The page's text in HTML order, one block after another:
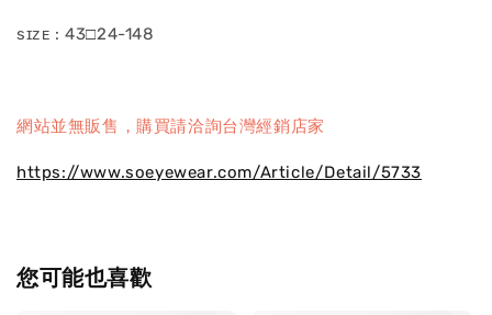
sɪᴢᴇ : 43□24-148
網站並無販售，購買請洽詢台灣經銷店家
https://www.soeyewear.com/Article/Detail/5733
您可能也喜歡